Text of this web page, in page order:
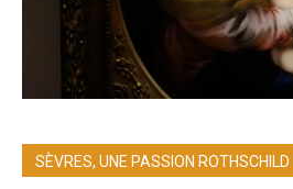
SÈVRES, UNE PASSION ROTHSCHILD